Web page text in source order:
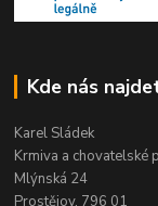
Kde nás
Karel Sládek
Krmiva a chovatelské
Mlýnská 24
Prostějov, 796 01